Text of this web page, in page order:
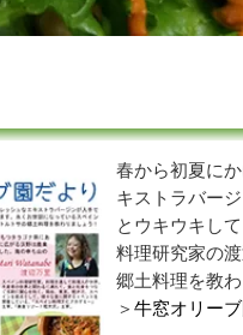
春から初夏に
キストラバー
とウキウキし
料理研究家の
郷土料理を教
＞ 牛窓オリー